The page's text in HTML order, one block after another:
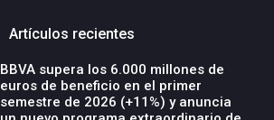
Artículos recientes
BBVA supera los 6.000 millones de
euros de beneficio en el primer
semestre de 2026 (+11%) y anuncia